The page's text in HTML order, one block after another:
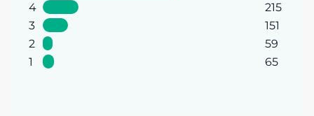
4
215
3
151
2
59
1
65